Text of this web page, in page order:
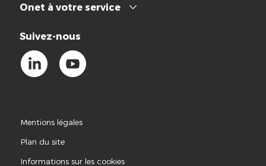
Onet à votre service
Suivez-nous
Mentions légales
Plan du site
Informations sur les cookies